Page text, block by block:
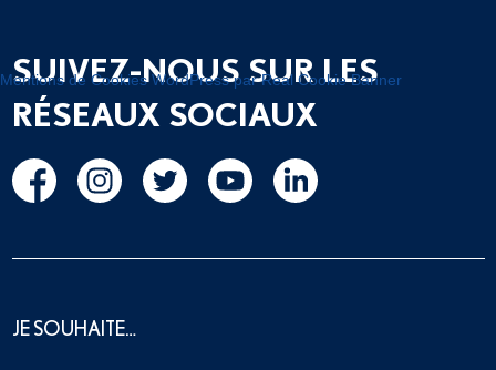
SUIVEZ-NOUS SUR LES
RÉSEAUX SOCIAUX
JE SOUHAITE…
Mentions de Cookies WordPress par Real Cookie Banner